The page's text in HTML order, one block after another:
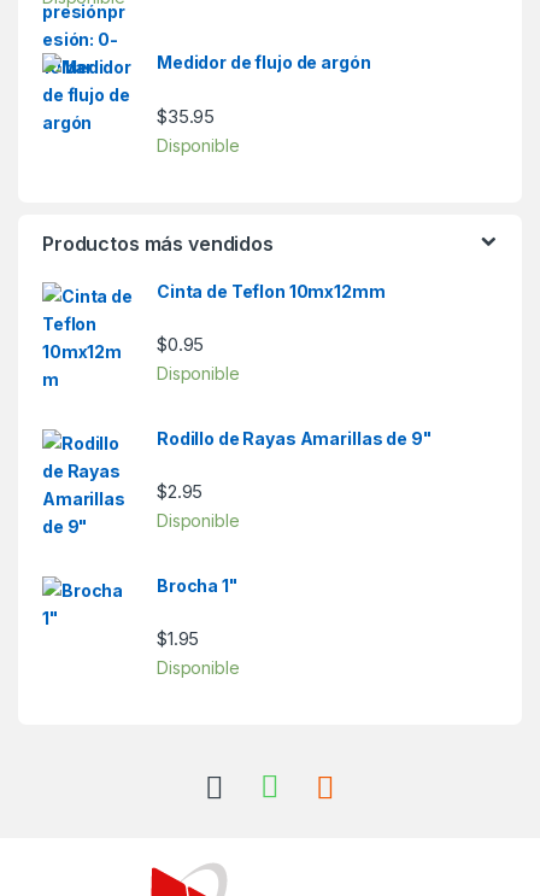
Medidor de flujo de argón
$35.95
Disponible
Productos más vendidos
Cinta de Teflon 10mx12mm
$0.95
Disponible
Rodillo de Rayas Amarillas de 9"
$2.95
Disponible
Brocha 1"
$1.95
Disponible